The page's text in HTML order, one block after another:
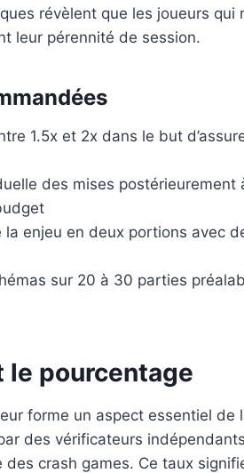
révèlent que les joueurs
leur pérennité de session.
1.5x et 2x dans le but
des mises
la enjeu en deux portions avec
sur 20 à 30 parties
pourcentage
forme un aspect essentiel de
des vérificateurs
crash games. Ce taux